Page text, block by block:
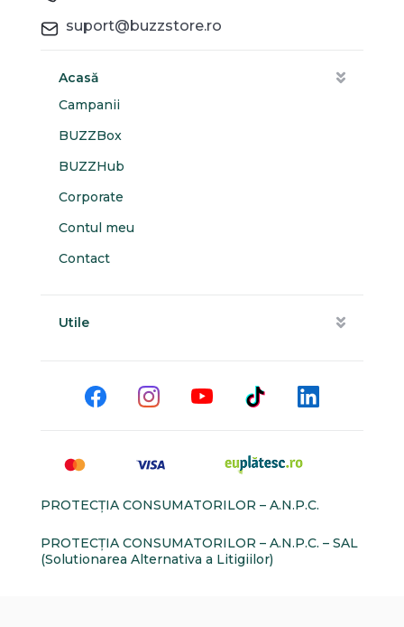
suport@buzzstore.ro
Acasă
Campanii
BUZZBox
BUZZHub
Corporate
Contul meu
Contact
Utile
PROTECŢIA CONSUMATORILOR – A.N.P.C.
PROTECŢIA CONSUMATORILOR – A.N.P.C. – SAL
(Solutionarea Alternativa a Litigiilor)